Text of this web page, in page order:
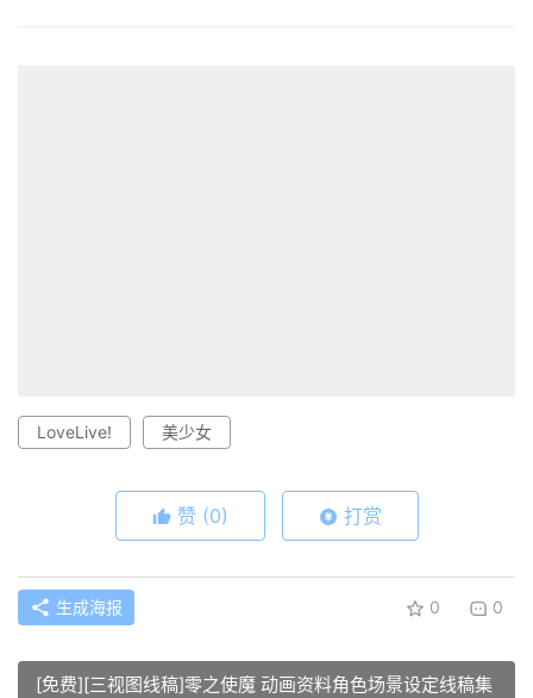
LoveLive! 美少女
赞 (0) 打赏
生成海报 0 0
[免费][三视图线稿]零之使魔 动画资料角色场景设定线稿集